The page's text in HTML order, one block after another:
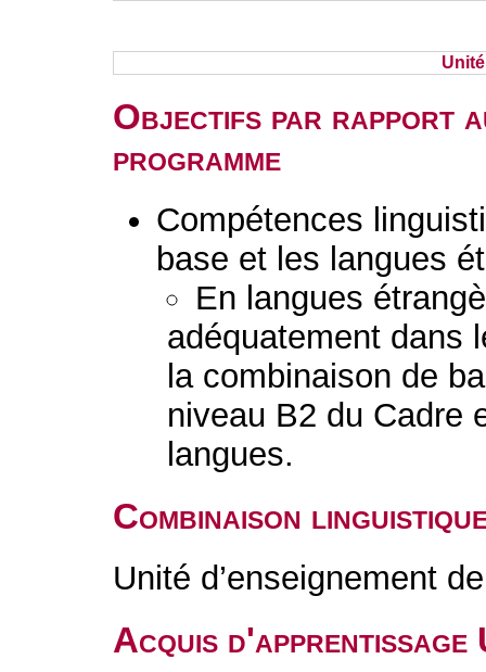
Objectifs par rapport
programme
Compétences
base et les langues
En langues
adéquatement dans
la combinaison de
niveau B2 du Cadre
langues.
Combinaison
Unité d’enseignement
Acquis d'apprentissage